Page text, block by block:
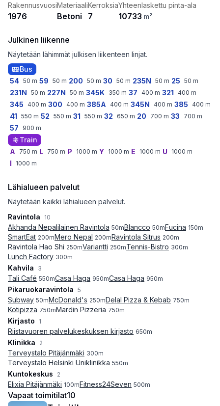
Rakennusvuosi
1976
Materiaali
Betoni
Kerroksia
7
Yhteenlaskettu pinta-ala
10733 m²
Julkinen liikenne
Näytetään lähimmät julkisen liikenteen linjat.
Bus
54 50 m 59 50 m 200 50 m 30 50 m 235N 50 m 25 50 m
231N 50 m 227N 50 m 345K 350 m 37 400 m 321 400 m
345 400 m 300 400 m 385A 400 m 345N 400 m 385 400 m
41 550 m 52 550 m 31 550 m 32 650 m 20 700 m 33 700 m
57 900 m
Train
A
750 m L 750 m P 1000 m Y 1000 m E 1000 m U 1000 m
I 1000 m
Lähialueen palvelut
Näytetään kaikki lähialueen palvelut.
Ravintola
10
Akhanda Nepalilainen Ravintola 50mBlancco 50mFucina 150m
SmartEat 200mMero Nepal 200mRavintola Sitrus 200m
Ravintola Hao Shi 250mVariantti 250mTennis-Bistro 300m
Lunch Factory 300m
Kahvila 3
Tali Café 550mCasa Haga 950mCasa Haga 950m
Pikaruokaravintola 5
Subway 50mMcDonald's 250mDelal Pizza & Kebab 750m
Kotipizza 750mMardin Pizzeria 750m
Kirjasto 1
Riistavuoren palvelukeskuksen kirjasto 650m
Klinikka 2
Terveystalo Pitäjänmäki 300m
Terveystalo Helsinki Uniklinikka 550m
Kuntokeskus 2
Elixia Pitäjänmäki 100mFitness24Seven 500m
Vapaat toimitilat10